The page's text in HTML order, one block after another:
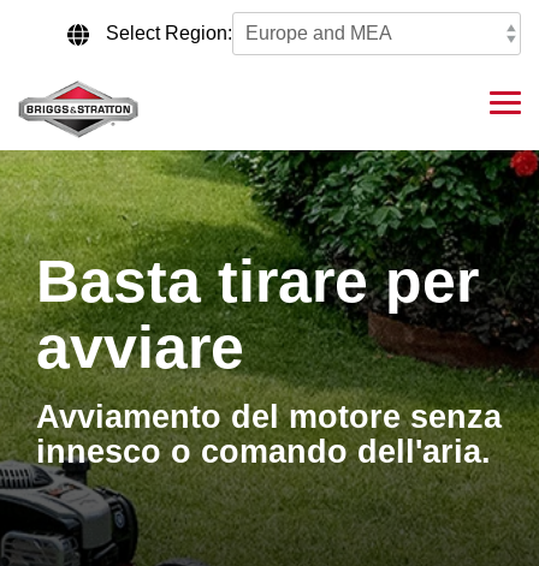
content.
Select Region:
Basta tirare per
avviare
Avviamento del motore senza
innesco o comando dell'aria.